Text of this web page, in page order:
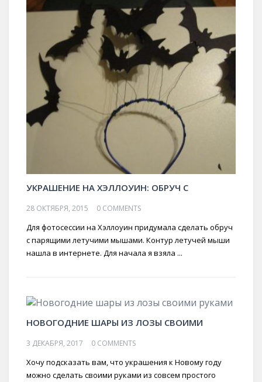
УКРАШЕНИЕ НА ХЭЛЛОУИН: ОБРУЧ С
28 ОКТЯБРЯ, 2015 0 COMMENTS
Для фотосессии на Хэллоуин придумала сделать обруч
с парящими летучими мышами. Контур летучей мыши
нашла в интернете. Для начала я взяла ...
НОВОГОДНИЕ ШАРЫ ИЗ ЛОЗЫ СВОИМИ
3 ДЕКАБРЯ, 2017 0 COMMENTS
Хочу подсказать вам, что украшения к Новому году
можно сделать своими руками из совсем простого